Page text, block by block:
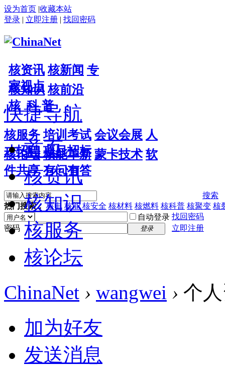
设为首页 |收藏本站
登录 | 立即注册 | 找回密码
核资讯 核新闻 专
家视点
核知识 核前沿
核 科 普
核服务 培训考试 会议会展 人
才招聘 项目招标
核论坛 核能革新 蒙卡技术 软
件共享 有问有答
搜索
热门搜索： 核电 核能 核安全 核材料 核燃料 核科普 核聚变 核
自动登录 找回密码
密码
登录 立即注册
快捷导航
首页
核资讯
核知识
核服务
核论坛
ChinaNet › wangwei › 个
加为好友
发送消息